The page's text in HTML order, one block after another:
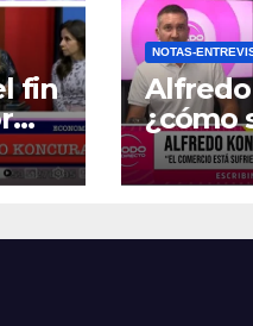
fin
NOTAS-
Alfredo
¿cómo
la